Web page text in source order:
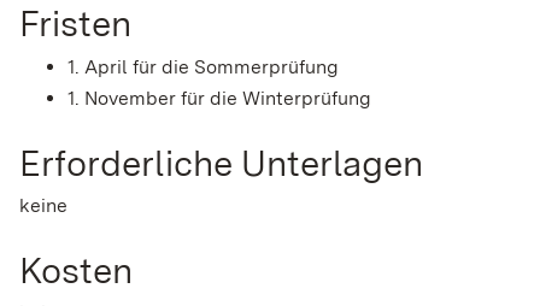
Fristen
1. April für die Sommerprüfung
1. November für die Winterprüfung
Erforderliche Unterlagen
keine
Kosten